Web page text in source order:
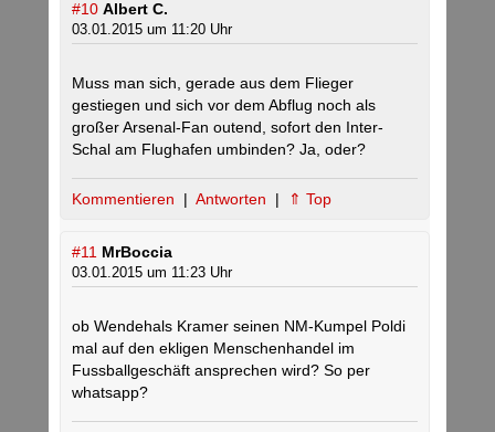
#10 Albert C.
03.01.2015 um 11:20 Uhr
Muss man sich, gerade aus dem Flieger
gestiegen und sich vor dem Abflug noch als
großer Arsenal-Fan outend, sofort den Inter-
Schal am Flughafen umbinden? Ja, oder?
Kommentieren | Antworten | ⇑ Top
#11 MrBoccia
03.01.2015 um 11:23 Uhr
ob Wendehals Kramer seinen NM-Kumpel Poldi
mal auf den ekligen Menschenhandel im
Fussballgeschäft ansprechen wird? So per
whatsapp?